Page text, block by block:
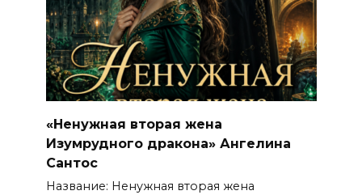
«Ненужная вторая жена
Изумрудного дракона» Ангелина
Сантос
Название: Ненужная вторая жена